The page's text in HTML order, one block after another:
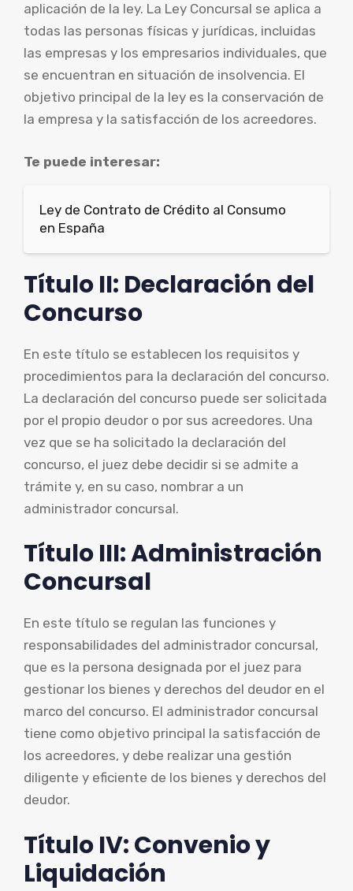
aplicación de la ley. La Ley Concursal se aplica a
todas las personas físicas y jurídicas, incluidas
las empresas y los empresarios individuales, que
se encuentran en situación de insolvencia. El
objetivo principal de la ley es la conservación de
la empresa y la satisfacción de los acreedores.
Te puede interesar:
Ley de Contrato de Crédito al Consumo
en España
Título II: Declaración del
Concurso
En este título se establecen los requisitos y
procedimientos para la declaración del concurso.
La declaración del concurso puede ser solicitada
por el propio deudor o por sus acreedores. Una
vez que se ha solicitado la declaración del
concurso, el juez debe decidir si se admite a
trámite y, en su caso, nombrar a un
administrador concursal.
Título III: Administración
Concursal
En este título se regulan las funciones y
responsabilidades del administrador concursal,
que es la persona designada por el juez para
gestionar los bienes y derechos del deudor en el
marco del concurso. El administrador concursal
tiene como objetivo principal la satisfacción de
los acreedores, y debe realizar una gestión
diligente y eficiente de los bienes y derechos del
deudor.
Título IV: Convenio y
Liquidación